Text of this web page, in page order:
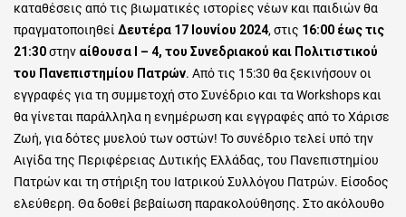
καταθέσεις από τις βιωματικές ιστορίες νέων και παιδιών θα
πραγματοποιηθεί Δευτέρα 17 Ιουνίου 2024, στις 16:00 έως τις
21:30στην αίθουσα Ι – 4, του Συνεδριακού και Πολιτιστικού
του Πανεπιστημίου Πατρών. Από τις 15:30 θα ξεκινήσουν οι
εγγραφές για τη συμμετοχή στο Συνέδριο και τα Workshops και
θα γίνεται παράλληλα η ενημέρωση και εγγραφές από το Χάρισε
Ζωή, για δότες μυελού των οστών! Το συνέδριο τελεί υπό την
Αιγίδα της Περιφέρειας Δυτικής Ελλάδας, του Πανεπιστημίου
Πατρών και τη στήριξη του Ιατρικού Συλλόγου Πατρών. Είσοδος
ελεύθερη. Θα δοθεί βεβαίωση παρακολούθησης. Στο ακόλουθο